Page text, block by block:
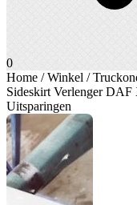
0
Home /Winkel /
Sideskirt Verlenger
Uitsparingen